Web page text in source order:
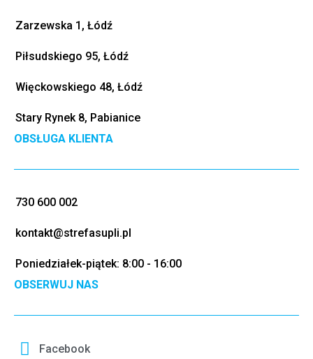
Zarzewska 1, Łódź
Piłsudskiego 95, Łódź
Więckowskiego 48, Łódź
Stary Rynek 8, Pabianice
OBSŁUGA KLIENTA
730 600 002
kontakt@strefasupli.pl
Poniedziałek-piątek: 8:00 - 16:00
OBSERWUJ NAS
Facebook